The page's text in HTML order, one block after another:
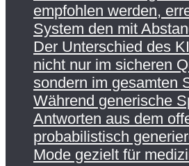
empfohlen werden,
System den mit
Der Unterschied des
nicht nur im sicheren
sondern im gesamten
Während generische
Antworten aus dem
probabilistisch
Mode gezielt für